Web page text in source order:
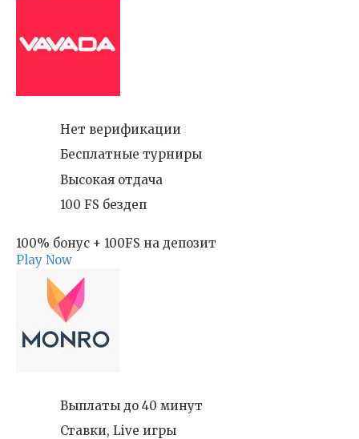
Нет верификации
Бесплатные турниры
Высокая отдача
100 FS бездеп
100% бонус + 100FS на депозит
Play Now
Выплаты до 40 минут
Ставки, Live игры